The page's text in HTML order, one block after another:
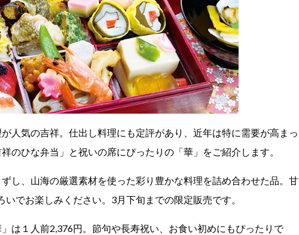
人気の吉祥。仕出し料理にも定評があり、近年は特に需要が高まっ
のひな弁当」と祝いの席にぴったりの「華」をご紹介します。
し、山海の厳選素材を使った彩り豊かな料理を詰め合わせた品。甘
でお楽しみください。3月下旬までの限定販売です。
は１人前2,376円。節句や長寿祝い、お食い初めにもぴったりで